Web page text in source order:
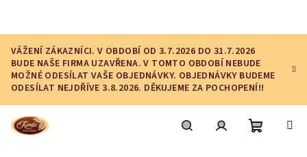
obsah
VÁŽENÍ ZÁKAZNÍCI. V OBDOBÍ OD 3.7.2026 DO 31.7.2026
BUDE NAŠE FIRMA UZAVŘENA. V TOMTO OBDOBÍ NEBUDE
MOŽNÉ ODESÍLAT VAŠE OBJEDNÁVKY. OBJEDNÁVKY BUDEME
ODESÍLAT NEJDŘÍVE 3.8.2026. DĚKUJEME ZA POCHOPENÍ!!